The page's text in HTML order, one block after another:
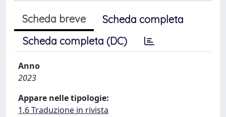
Scheda breve
Scheda completa
Scheda completa (DC)
Anno
2023
Appare nelle tipologie:
1.6 Traduzione in rivista